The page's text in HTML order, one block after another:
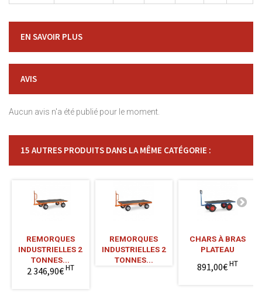
EN SAVOIR PLUS
AVIS
Aucun avis n'a été publié pour le moment.
15 AUTRES PRODUITS DANS LA MÊME CATÉGORIE :
REMORQUES
INDUSTRIELLES 2
TONNES...
2 346,90€HT
REMORQUES
INDUSTRIELLES 2
TONNES...
CHARS À BRAS
PLATEAU
891,00€HT